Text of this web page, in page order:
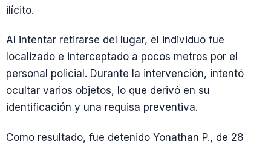
ilícito.
Al intentar retirarse del lugar, el individuo fue
localizado e interceptado a pocos metros por el
personal policial. Durante la intervención, intentó
ocultar varios objetos, lo que derivó en su
identificación y una requisa preventiva.
Como resultado, fue detenido Yonathan P., de 28